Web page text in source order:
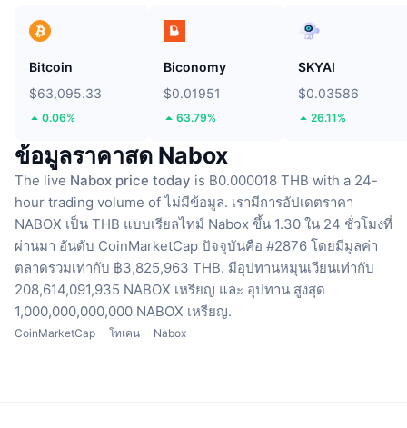
Bitcoin
$63,095.33
0.06%
Biconomy
$0.01951
63.79%
SKYAI
$0.03586
26.11%
ข้อมูลราคาสด Nabox
The live Nabox price today is ฿0.000018 THB with a 24-
hour trading volume of ไม่มีข้อมูล. เรามีการอัปเดตราคา
NABOX เป็น THB แบบเรียลไทม์ Nabox ขึ้น 1.30 ใน 24 ชั่วโมงที่
ผ่านมา อันดับ CoinMarketCap ปัจจุบันคือ #2876 โดยมีมูลค่า
ตลาดรวมเท่ากับ ฿3,825,963 THB. มีอุปทานหมุนเวียนเท่ากับ
208,614,091,935 NABOX เหรียญ และ อุปทาน สูงสุด
1,000,000,000,000 NABOX เหรียญ.
CoinMarketCap โทเคน Nabox